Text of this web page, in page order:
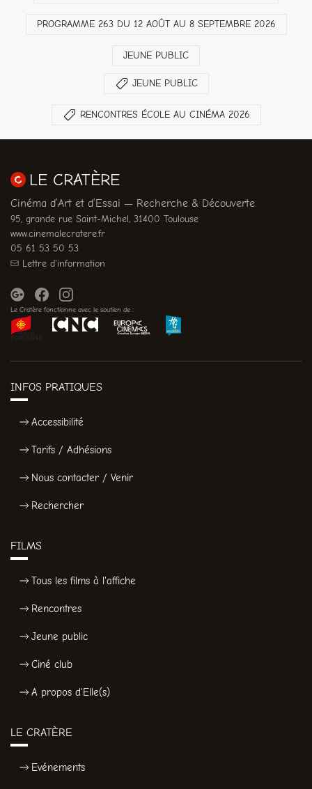
PROGRAMME 263 DU 12 AOÛT AU 8 SEPTEMBRE 2026
JEUNE PUBLIC
JEUNE PUBLIC
RENCONTRES ÉCOLE AU CINÉMA 2026
LE CRATÈRE
Cinéma d’Art et d’Essai — Recherche & Découverte
95, grande rue Saint-Michel, 31400 Toulouse
www.cinemalecratere.fr
05 61 53 50 53
Lettre d'information
Le Cratère fonctionne avec le soutien de :
INFOS PRATIQUES
Accessibilité
Tarifs / Adhésions
Nous contacter / Venir
Rechercher
FILMS
Tous les films à l'affiche
Rencontres
Jeune public
Ciné club
A propos d'Elle(s)
LE CRATÈRE
Evénements